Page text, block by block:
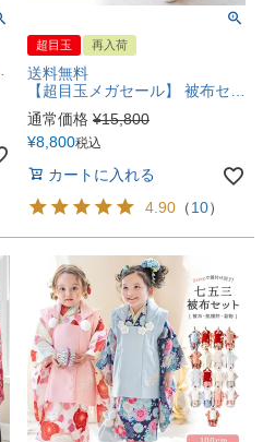
超目玉 再入荷
送料無料
【超目玉メガセール】 被布セット七五三 3歳女の子 着物 花刺繍チュールレース着物ワンピース＆ 被布セット 和装 TAK
通常価格 ¥15,800
¥8,800税込
カートに入れる
4.90 （10）